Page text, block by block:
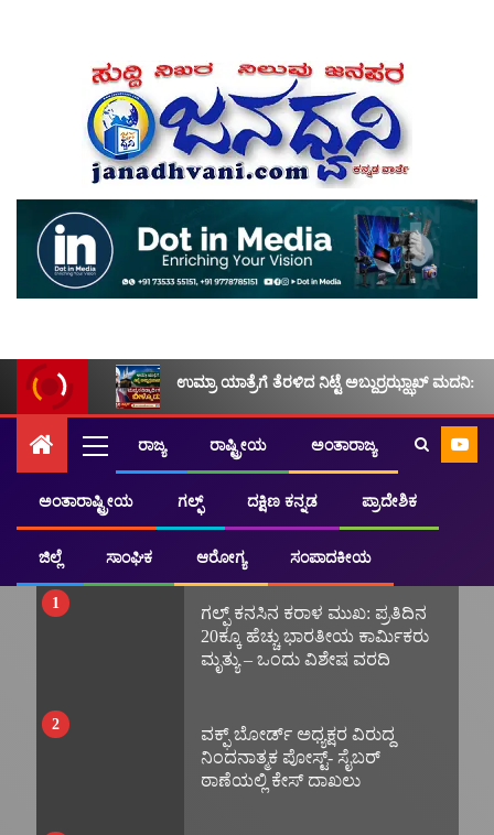
ಉಮ್ರಾ ಯಾತ್ರೆಗೆ ತೆರಳಿದ ನಿಟ್ಟೆ ಅಬ್ದುರ್ರಝ್ಝಾಖ್ ಮದನಿ:
ರಾಜ್ಯ ರಾಷ್ಟ್ರೀಯ ಅಂತಾರಾಜ್ಯ
ಅಂತಾರಾಷ್ಟ್ರೀಯ ಗಲ್ಫ್ ದಕ್ಷಿಣ ಕನ್ನಡ ಪ್ರಾದೇಶಿಕ
ಜಿಲ್ಲೆ ಸಾಂಘಿಕ ಆರೋಗ್ಯ ಸಂಪಾದಕೀಯ
TRENDING
1
ಗಲ್ಫ್ ಕನಸಿನ ಕರಾಳ ಮುಖ: ಪ್ರತಿದಿನ
20ಕ್ಕೂ ಹೆಚ್ಚು ಭಾರತೀಯ ಕಾರ್ಮಿಕರು
ಮೃತ್ಯು – ಒಂದು ವಿಶೇಷ ವರದಿ
2
ವಕ್ಫ್ ಬೋರ್ಡ್ ಅಧ್ಯಕ್ಷರ ವಿರುದ್ದ
ನಿಂದನಾತ್ಮಕ ಪೋಸ್ಟ್- ಸೈಬರ್
ಠಾಣೆಯಲ್ಲಿ ಕೇಸ್ ದಾಖಲು